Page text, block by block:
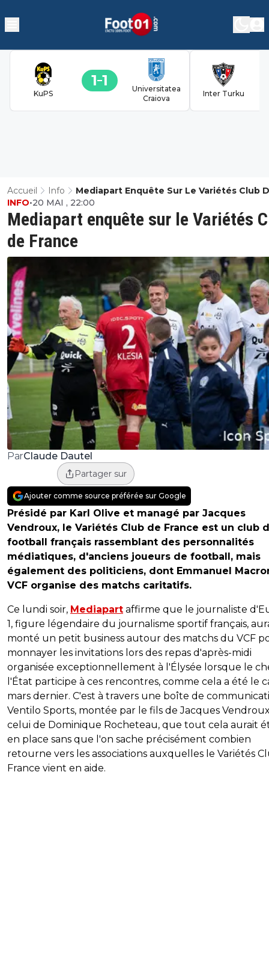
KuPS
1 1
Universitatea
Craiova
Inter Turku
Accueil Info
Mediapart Enquête Sur Le Variétés Club
France
Mediapart enquête sur le Variétés
de France
INFO•20 MAI , 22:00
ParClaude Dautel
Partager sur
Ajouter comme source préférée sur Google
Présidé par Karl Olive et managé par Jacques
Vendroux, le Variétés Club de France est un club
football français rassemblant des personnalités
médiatiques, d'anciens joueurs de football, mais
également des politiciens, dont Emmanuel
VCF organise des matchs caritatifs.
Ce lundi soir, Mediapart affirme que le journaliste
1, figure légendaire du journalisme sportif français,
monté un petit business autour des matchs du VCF
monnayer les invitations lors des repas d'après-midi
organisée exceptionnellement à l'Élysée lorsque le
l'État participe à ces rencontres, comme cela a été le
mars dernier. C'est à travers une boîte de
Ventilo Sports, montée par le fils de Jacques
celui de Dominique Rocheteau, que tout cela aurait
en place sans que l'on sache précisément combien
retourne vers les associations auxquelles le Variétés
France vient en aide.